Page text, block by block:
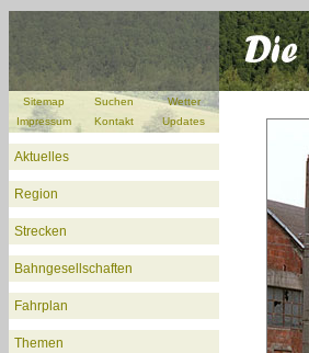
Sitemap Suchen
Wetter
Impressum
Kontakt Updates
Aktuelles
Region
Strecken
Bahngesellschaften
Fahrplan
Themen